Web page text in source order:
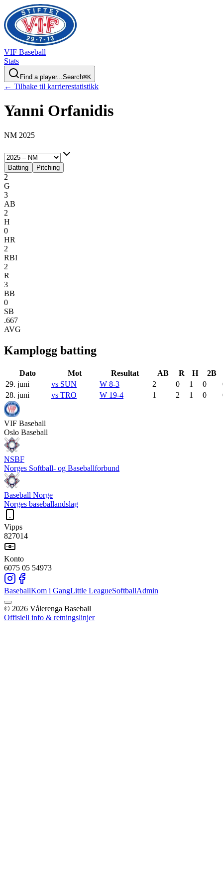
VIF Baseball
Stats
Find a player...Search⌘K
← Tilbake til karrierestatistikk
Yanni Orfanidis
NM 2025
Batting Pitching
2
G
3
AB
2
H
0
HR
2
RBI
2
R
3
BB
0
SB
.667
AVG
Kamplogg batting
Dato Mot Resultat AB R H
2B
29. juni
vs SUN W 8-3 2 0 1 0
28. juni
vs TRO W 19-4 1 2 1 0
VIF Baseball
Oslo Baseball
NSBF
Norges Softball- og Baseballforbund
Baseball Norge
Norges baseballandslag
Vipps
827014
Konto
6075 05 54973
BaseballKom i GangLittle LeagueSoftballAdmin
© 2026 Vålerenga Baseball
Offisiell info & retningslinjer